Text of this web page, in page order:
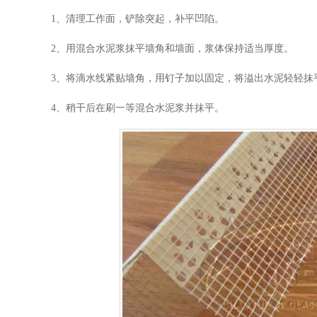
1、清理工作面，铲除突起，补平凹陷。
2、用混合水泥浆抹平墙角和墙面，浆体保持适当厚度。
3、将滴水线紧贴墙角，用钉子加以固定，将溢出水泥轻轻抹
4、稍干后在刷一等混合水泥浆并抹平。